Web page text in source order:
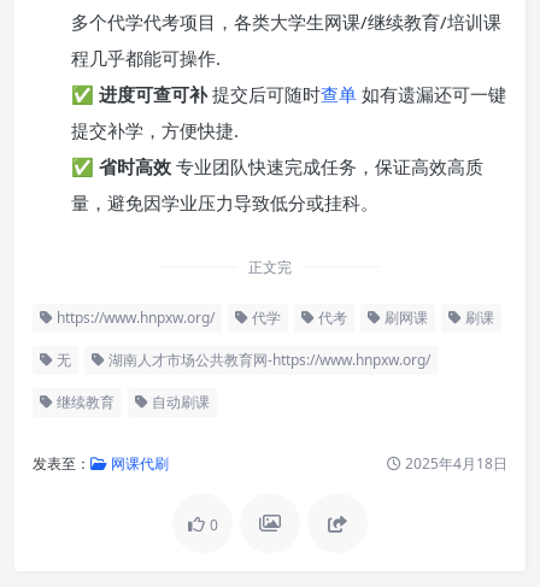
多个代学代考项目，各类大学生网课/继续教育/培训课
程几乎都能可操作.
✅ 进度可查可补提交后可随时查单 如有遗漏还可一键
提交补学，方便快捷.
✅ 省时高效 专业团队快速完成任务，保证高效高质
量，避免因学业压力导致低分或挂科。
正文完
https://www.hnpxw.org/ 代学 代考 刷网课 刷课
无 湖南人才市场公共教育网-https://www.hnpxw.org/
继续教育 自动刷课
发表至： 网课代刷 2025年4月18日
0